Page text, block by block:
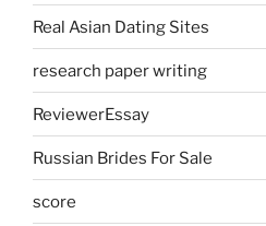
Real Asian Dating Sites
research paper writing
ReviewerEssay
Russian Brides For Sale
score